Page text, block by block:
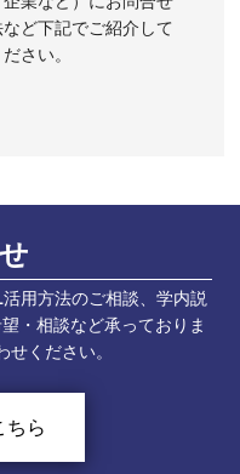
ど下記でご紹介して
さい。
用方法のご相談、学内説
・相談など承っておりま
ください。
ちら